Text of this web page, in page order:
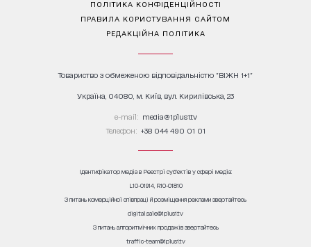
ПОЛІТИКА КОНФІДЕНЦІЙНОСТІ
ПРАВИЛА КОРИСТУВАННЯ САЙТОМ
РЕДАКЦІЙНА ПОЛІТИКА
Товариство з обмеженою відповідальністю "ВІЖН 1+1"
Україна, 04080, м. Київ, вул. Кирилівська, 23
е-mail: media@1plus1.tv
Телефон: +38 044 490 01 01
Ідентифікатор медіа в Реєстрі суб’єктів у сфері медіа:
L10-01914, R10-01810
З питань комерційної співпраці й розміщення реклами звертайтесь
digital.sale@1plus1.tv
З питань алгоритмічних продажів звертайтесь
traffic-team@1plus1.tv